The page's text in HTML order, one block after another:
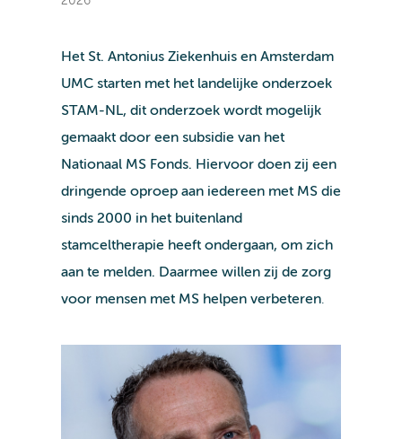
Het St. Antonius Ziekenhuis en Amsterdam
UMC starten met het landelijke onderzoek
STAM-NL, dit onderzoek wordt mogelijk
gemaakt door een subsidie van het
Nationaal MS Fonds. Hiervoor doen zij een
dringende oproep aan iedereen met MS die
sinds 2000 in het buitenland
stamceltherapie heeft ondergaan, om zich
aan te melden. Daarmee willen zij de zorg
voor mensen met MS helpen verbeteren.